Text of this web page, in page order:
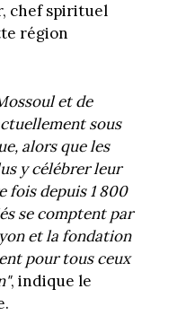
chef spirituel
région
et de
sous
alors que les
y célébrer leur
fois depuis 1 800
se comptent par
et la fondation
pour tous ceux
, indique le